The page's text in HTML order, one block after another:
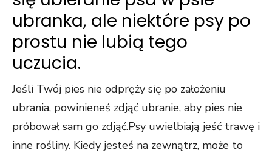
ubranka, ale niektóre psy po
prostu nie lubią tego
uczucia.
Jeśli Twój pies nie odpręży się po założeniu
ubrania, powinieneś zdjąć ubranie, aby pies nie
próbował sam go zdjąć.Psy uwielbiają jeść trawę i
inne rośliny. Kiedy jesteś na zewnątrz, może to